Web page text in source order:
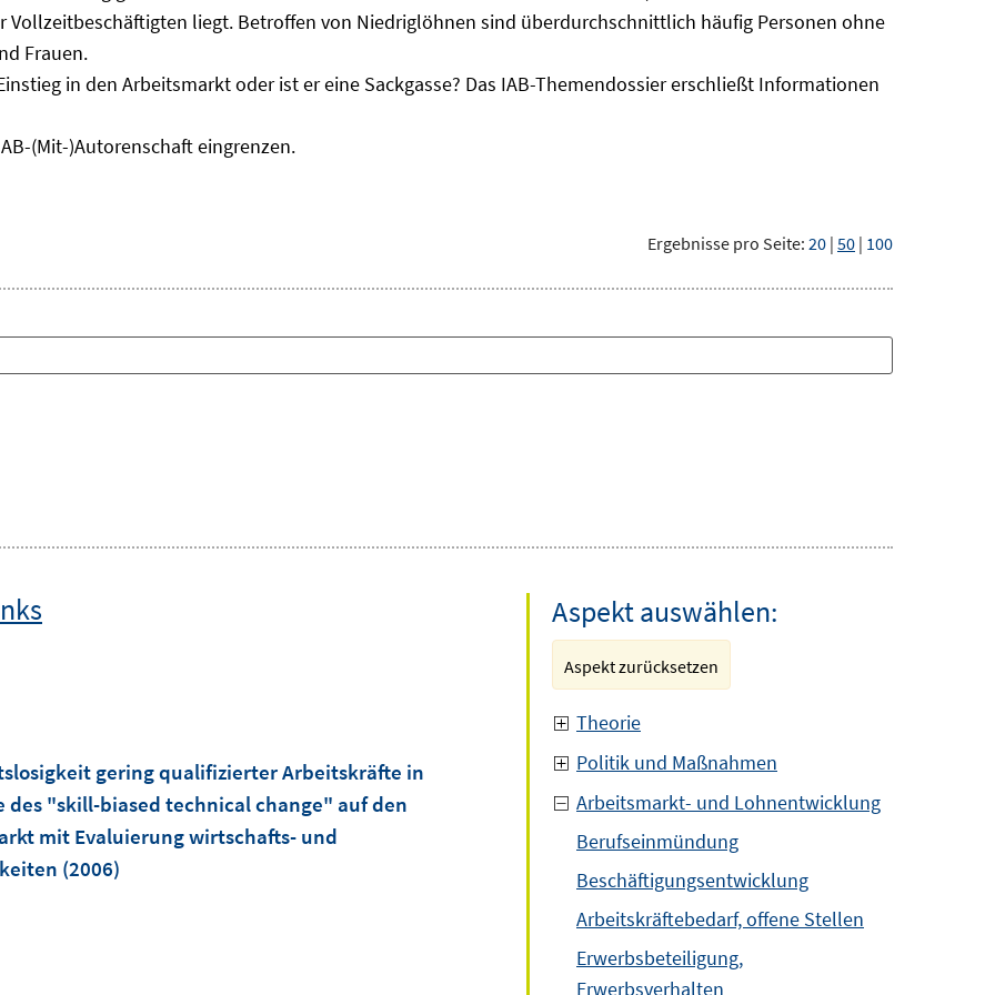
liegt. Betroffen von Niedriglöhnen sind überdurchschnittlich häufig Personen ohne
Frauen.
in den Arbeitsmarkt oder ist er eine Sackgasse? Das IAB-Themendossier erschließt Informationen
(Mit-)Autorenschaft eingrenzen.
Ergebnisse pro Seite: 20 | 50 | 100
gering qualifizierter Arbeitskräfte in
des "skill-biased technical change" auf den
mit Evaluierung wirtschafts- und
(2006)
Aspekt auswählen:
Aspekt zurücksetzen
Theorie
Politik und Maßnahmen
Arbeitsmarkt- und Lohnentwicklung
Berufseinmündung
Beschäftigungsentwicklung
Arbeitskräftebedarf, offene Stellen
Erwerbsbeteiligung,
Erwerbsverhalten